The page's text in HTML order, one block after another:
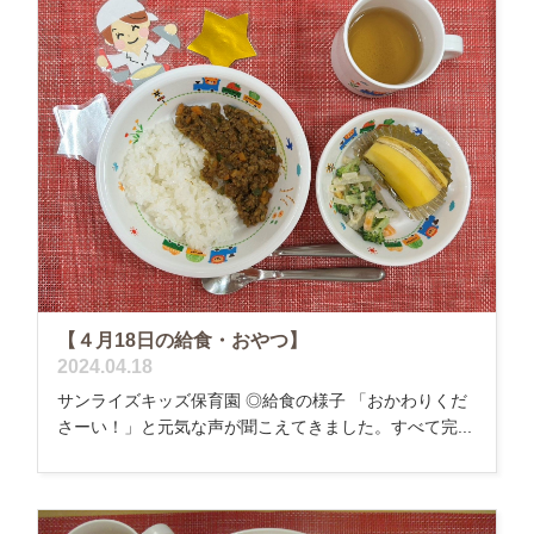
【４月18日の給食・おやつ】
2024.04.18
サンライズキッズ保育園 ◎給食の様子 「おかわりくだ
さーい！」と元気な声が聞こえてきました。すべて完...